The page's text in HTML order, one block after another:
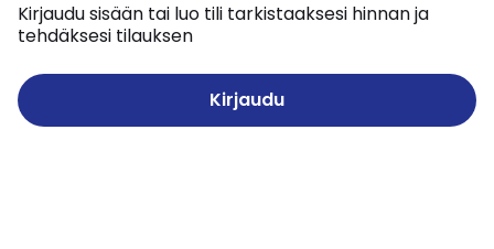
Kirjaudu sisään tai luo tili tarkistaaksesi hinnan ja
tehdäksesi tilauksen
Kirjaudu